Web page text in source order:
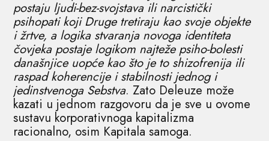
postaju ljudi-bez-svojstava ili narcistički
psihopati koji Druge tretiraju kao svoje objekte
i žrtve, a logika stvaranja novoga identiteta
čovjeka postaje logikom najteže psiho-bolesti
današnjice uopće kao što je to shizofrenija ili
raspad koherencije i stabilnosti jednog i
jedinstvenoga Sebstva. Zato Deleuze može
kazati u jednom razgovoru da je sve u ovome
sustavu korporativnoga kapitalizma
racionalno, osim Kapitala samoga.